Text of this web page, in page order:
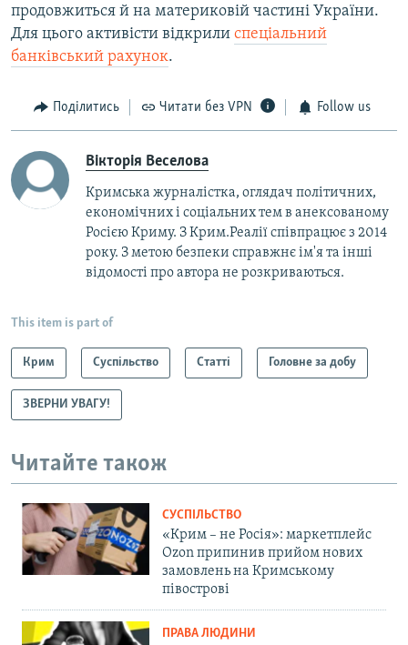
продовжиться й на материковій частині України.
Для цього активісти відкрили спеціальний
банківський рахунок.
Поділитись Читати без VPN Follow us
Вікторія Веселова
Кримська журналістка, оглядач політичних,
економічних і соціальних тем в анексованому
Росією Криму. З Крим.Реалії співпрацює з 2014
року. З метою безпеки справжнє ім'я та інші
відомості про автора не розкриваються.
This item is part of
Крим Суспільство Статті Головне за добу
ЗВЕРНИ УВАГУ!
Читайте також
СУСПІЛЬСТВО
«Крим – не Росія»: маркетплейс
Ozon припинив прийом нових
замовлень на Кримському
півострові
ПРАВА ЛЮДИНИ